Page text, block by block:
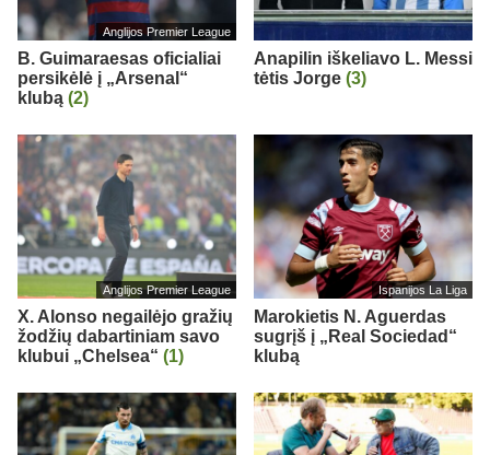
Anglijos Premier League
B. Guimaraesas oficialiai
persikėlė į „Arsenal“
klubą (2)
Anapilin iškeliavo L. Messi
tėtis Jorge (3)
Anglijos Premier League
X. Alonso negailėjo gražių
žodžių dabartiniam savo
klubui „Chelsea“ (1)
Ispanijos La Liga
Marokietis N. Aguerdas
sugrįš į „Real Sociedad“
klubą